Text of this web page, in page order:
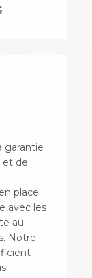
garantie
et de
place
avec les
au
Notre